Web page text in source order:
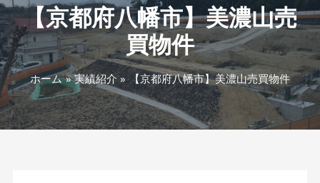
【京都府八幡市】美濃山売
買物件
ホーム 実績紹介 【京都府八幡市】美濃山売買物件